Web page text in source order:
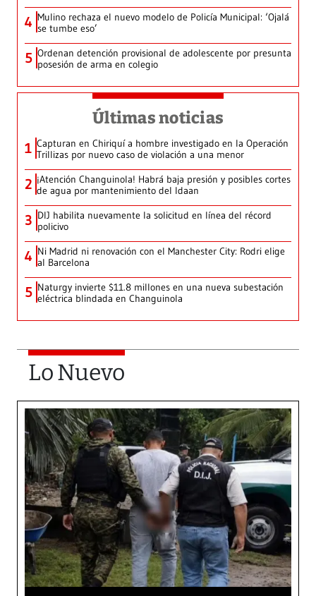
4 Mulino rechaza el nuevo modelo de Policía Municipal: ‘Ojalá
se tumbe eso’
5 Ordenan detención provisional de adolescente por presunta
posesión de arma en colegio
Últimas noticias
1 Capturan en Chiriquí a hombre investigado en la Operación
Trillizas por nuevo caso de violación a una menor
2 ¡Atención Changuinola! Habrá baja presión y posibles cortes
de agua por mantenimiento del Idaan
3 DIJ habilita nuevamente la solicitud en línea del récord
policivo
4 Ni Madrid ni renovación con el Manchester City: Rodri elige
al Barcelona
5 Naturgy invierte $11.8 millones en una nueva subestación
eléctrica blindada en Changuinola
Lo Nuevo